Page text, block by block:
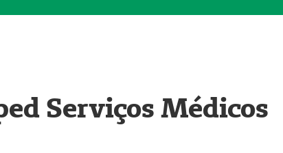
Serviços Médicos